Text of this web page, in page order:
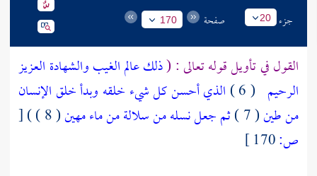
جزء 20 صفحة 170
القول في تأويل قوله تعالى : (ذلك عالم الغيب والشهادة العزيز
الرحيم ( 6 )
الذي أحسن كل شيء خلقه وبدأ خلق الإنسان
من طين( 7 ) ثم جعل نسله من سلالة من ماء مهين( 8 ) )
[
ص: